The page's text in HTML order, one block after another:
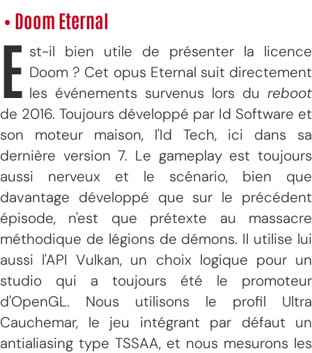
• Doom Eternal
E st-il bien utile de présenter la licence
Doom ? Cet opus Eternal suit directement
les événements survenus lors du reboot
de 2016. Toujours développé par Id Software et
son moteur maison, l'Id Tech, ici dans sa
dernière version 7. Le gameplay est toujours
aussi nerveux et le scénario, bien que
davantage développé que sur le précédent
épisode, n'est que prétexte au massacre
méthodique de légions de démons. Il utilise lui
aussi l'API Vulkan, un choix logique pour un
studio qui a toujours été le promoteur
d'OpenGL. Nous utilisons le profil Ultra
Cauchemar, le jeu intégrant par défaut un
antialiasing type TSSAA, et nous mesurons les